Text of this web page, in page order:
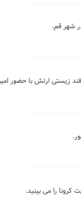
شهر قم.
۲۵ اسفند ۱۳۹۸ توسط قرارگاه پدافند زیستی ارتش با حضور
را می بینید.